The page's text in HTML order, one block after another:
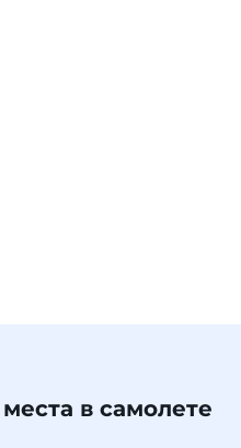
в самолете